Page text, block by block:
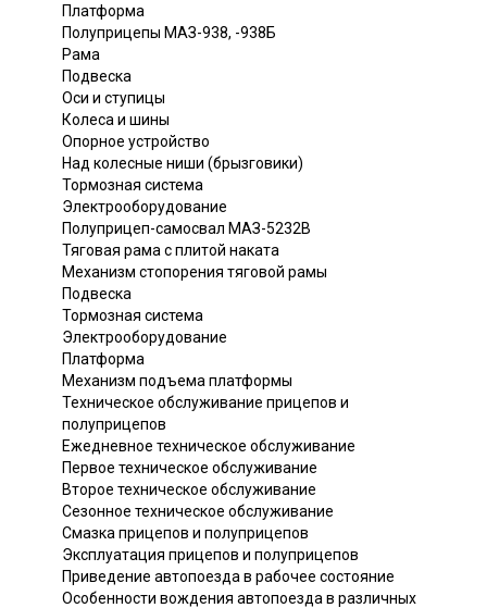
Платформа
Полуприцепы МАЗ-938, -938Б
Рама
Подвеска
Оси и ступицы
Колеса и шины
Опорное устройство
Над колесные ниши (брызговики)
Тормозная система
Электрооборудование
Полуприцеп-самосвал МАЗ-5232В
Тяговая рама с плитой наката
Механизм стопорения тяговой рамы
Подвеска
Тормозная система
Электрооборудование
Платформа
Механизм подъема платформы
Техническое обслуживание прицепов и
полуприцепов
Ежедневное техническое обслуживание
Первое техническое обслуживание
Второе техническое обслуживание
Сезонное техническое обслуживание
Смазка прицепов и полуприцепов
Эксплуатация прицепов и полуприцепов
Приведение автопоезда в рабочее состояние
Особенности вождения автопоезда в различных